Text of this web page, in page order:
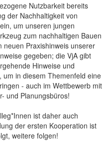
Nutzbarkeit bereits
der Nachhaltigkeit von
um unseren jungen
zum nachhaltigen Bauen
neuen Praxishinweis unserer
gegeben; die VjA gibt
Hinweise und
um in diesem Themenfeld eine
- auch im Wettbewerb mit
und Planungsbüros!
ist daher auch
der ersten Kooperation ist
weitere folgen!